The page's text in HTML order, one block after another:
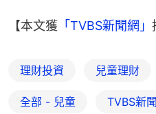
【本文獲 「TVBS新聞網」
理財投資 兒童理財
全部 - 兒童 TVBS新